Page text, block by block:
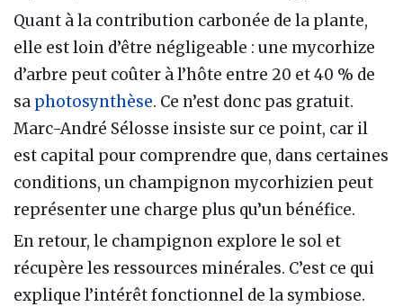
Quant à la contribution carbonée de la plante,
elle est loin d’être négligeable : une mycorhize
d’arbre peut coûter à l’hôte entre 20 et 40 % de
sa photosynthèse. Ce n’est donc pas gratuit.
Marc-André Sélosse insiste sur ce point, car il
est capital pour comprendre que, dans certaines
conditions, un champignon mycorhizien peut
représenter une charge plus qu’un bénéfice.
En retour, le champignon explore le sol et
récupère les ressources minérales. C’est ce qui
explique l’intérêt fonctionnel de la symbiose.